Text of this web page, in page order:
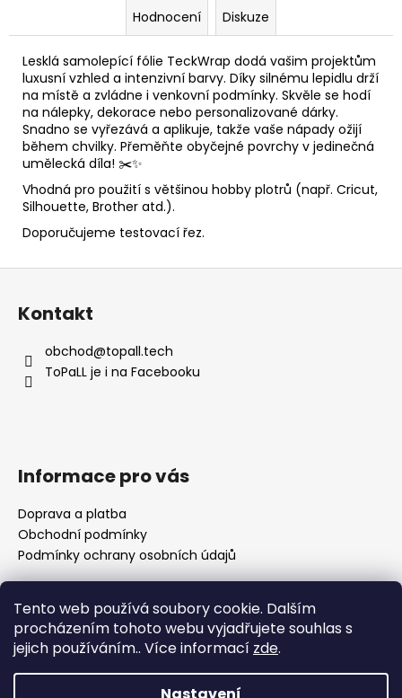
Tento web používá soubory cookie. Dalším
procházením tohoto webu vyjadřujete souhlas s
jejich používáním.. Více informací zde.
rozrostla o nového člena a já se pomalu vracím k
Hodnocení
Diskuze
Lesklá samolepící fólie TeckWrap dodá vašim projektům
luxusní vzhled a intenzivní barvy. Díky silnému lepidlu drží
na místě a zvládne i venkovní podmínky. Skvěle se hodí
na nálepky, dekorace nebo personalizované dárky.
Snadno se vyřezává a aplikuje, takže vaše nápady ožijí
během chvilky. Přeměňte obyčejné povrchy v jedinečná
umělecká díla! ✂️✨
Vhodná pro použití s většinou hobby plotrů (např. Cricut,
Silhouette, Brother atd.).
Doporučujeme testovací řez.
Kontakt
obchod@topall.tech
ToPaLL je i na Facebooku
Informace pro vás
Doprava a platba
Obchodní podmínky
Podmínky ochrany osobních údajů
Přijímáme online platby